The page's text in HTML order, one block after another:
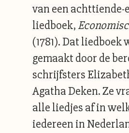
van een achttiende-
liedboek,
(1781). Dat liedboek
gemaakt door de
schrijfsters
Agatha Deken. Ze
alle liedjes af in
iedereen in